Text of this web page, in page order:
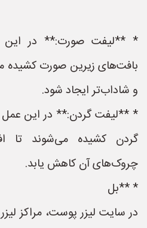
* **لیفت صورت:** در
بافت‌های زیرین صورت کشیده
و شاداب‌تر ایجاد شود.
* **لیفت گردن:** در این
گردن کشیده می‌شوند تا
چروک‌های آن کاهش یابد.
* **بل
در سایت لیزر پوست، مراکز